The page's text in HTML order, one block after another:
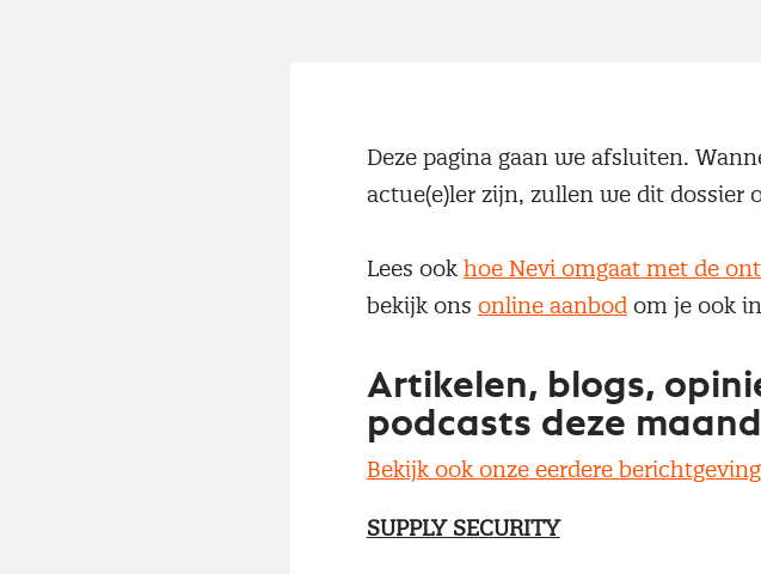
Deze pagina gaan we afsluiten.
actue(e)ler zijn, zullen we dit dossier
Lees ook hoe Nevi omgaat met de
bekijk ons online aanbodom je ook
Artikelen, blogs,
podcasts deze
Bekijk ook onze eerdere
SUPPLY SECURITY